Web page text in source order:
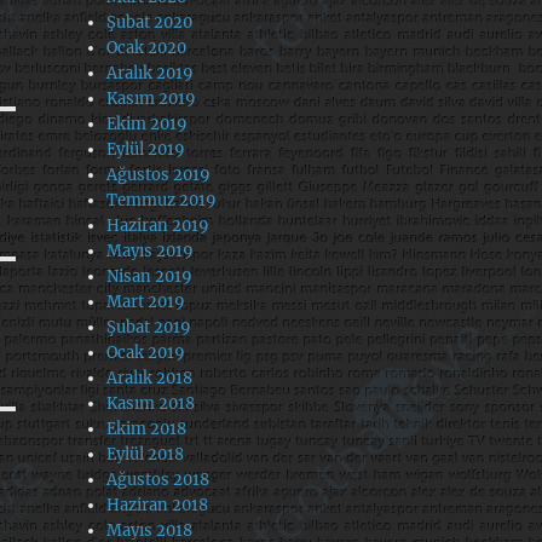
Şubat 2020
Ocak 2020
Aralık 2019
Kasım 2019
Ekim 2019
Eylül 2019
Ağustos 2019
Temmuz 2019
Haziran 2019
Mayıs 2019
Nisan 2019
Mart 2019
Şubat 2019
Ocak 2019
Aralık 2018
Kasım 2018
Ekim 2018
Eylül 2018
Ağustos 2018
Haziran 2018
Mayıs 2018